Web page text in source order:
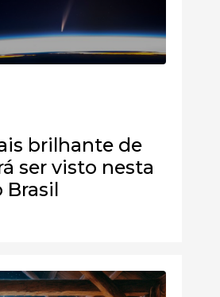
brilhante de
ser visto nesta
Brasil